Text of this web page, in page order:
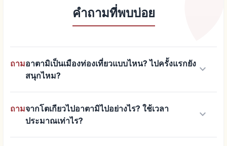
คำถามที่พบบ่อย
ถามอาตามิเป็นเมืองท่องเที่ยวแบบไหน? ไปครั้งแรกยัง
สนุกไหม?
keyboard_arrow_down
ถามจากโตเกียวไปอาตามิไปอย่างไร? ใช้เวลา
ประมาณเท่าไร?
keyboard_arrow_down